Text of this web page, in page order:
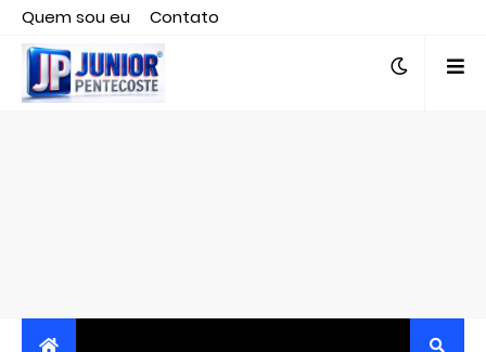
Quem sou eu
Contato
Editor responsável, jornalista Clovis Almeida.